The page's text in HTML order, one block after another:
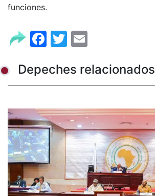
funciones.
Facebook
Twitter
Depeches relacionados